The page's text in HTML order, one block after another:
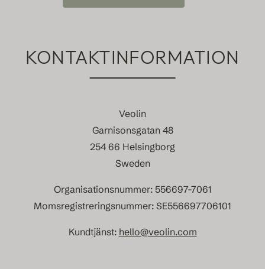
KONTAKTINFORMATION
Veolin
Garnisonsgatan 48
254 66 Helsingborg
Sweden
Organisationsnummer: 556697-7061
Momsregistreringsnummer: SE556697706101
Kundtjänst: hello@veolin.com